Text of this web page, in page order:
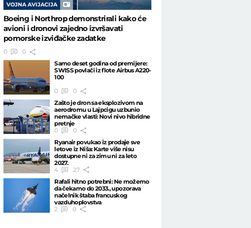
VOJNA AVIJACIJA
Boeing i Northrop demonstrirali kako će
avioni i dronovi zajedno izvršavati
pomorske izviđačke zadatke
0
0
Samo deset godina od premijere:
SWISS povlači iz flote Airbus A220-
100
0
0
Zašto je dron sa eksplozivom na
aerodromu u Lajpcigu uzbunio
nemačke vlasti: Novi nivo hibridne
pretnje
0
0
Ryanair povukao iz prodaje sve
letove iz Niša: Karte više nisu
dostupne ni za zimu ni za leto
2027.
4
27
Rafali hitno potrebni: Ne možemo
da čekamo do 2033., upozorava
načelnik štaba francuskog
vazduhoplovstva
2
0